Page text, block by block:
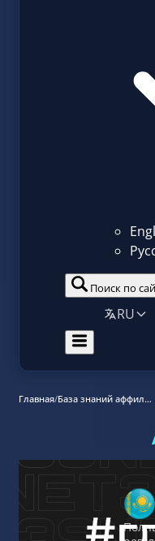
Поиск по
RU
Главная/База знаний аффилиат маркетинга